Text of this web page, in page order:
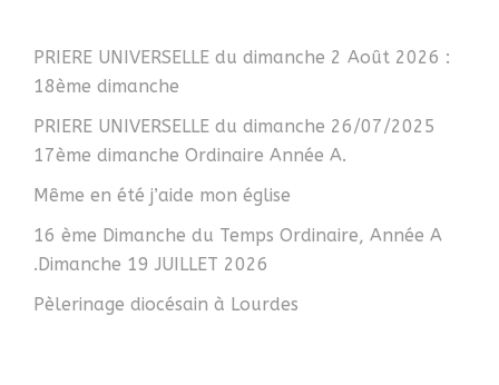
PRIERE UNIVERSELLE du dimanche 2 Août 2026 :
18ème dimanche
PRIERE UNIVERSELLE du dimanche 26/07/2025
17ème dimanche Ordinaire Année A.
Même en été j’aide mon église
16 ème Dimanche du Temps Ordinaire, Année A
.Dimanche 19 JUILLET 2026
Pèlerinage diocésain à Lourdes